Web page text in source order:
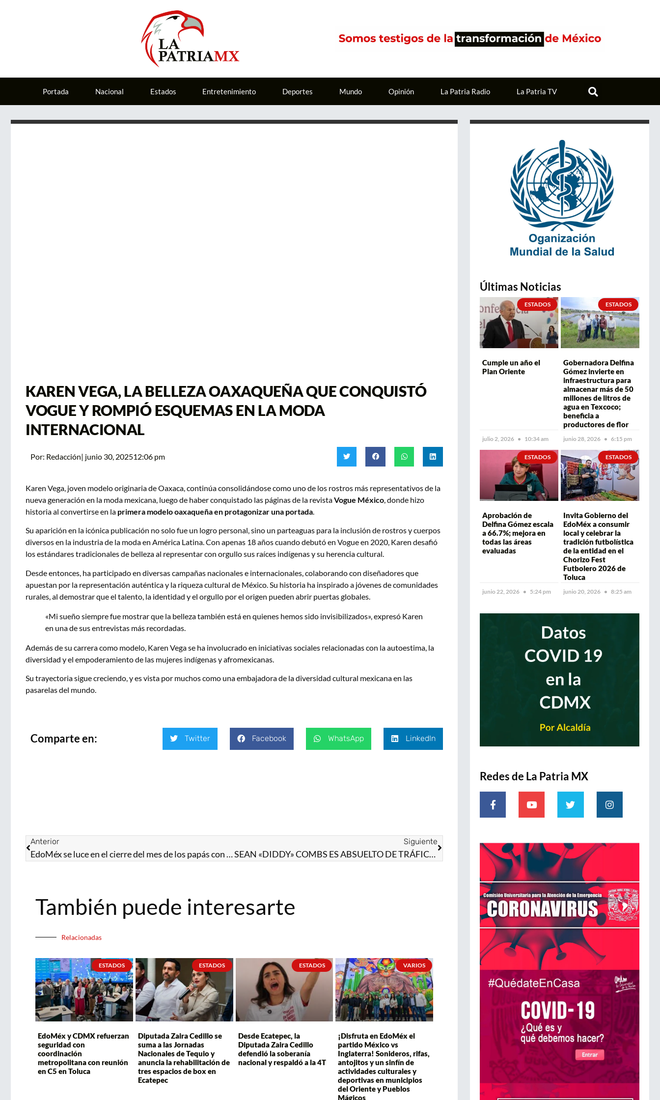
Portada Nacional Estados Entretenimiento Deportes Mundo Opinión La Patria Radio La Patria TV
KAREN VEGA, LA BELLEZA OAXAQUEÑA QUE CONQUISTÓ
VOGUE Y ROMPIÓ ESQUEMAS EN LA MODA
INTERNACIONAL
Por: Redacción| junio 30, 202512:06 pm
Karen Vega, joven modelo originaria de Oaxaca, continúa consolidándose como uno de los rostros más representativos de la
nueva generación en la moda mexicana, luego de haber conquistado las páginas de la revistaVogue México, donde hizo
historia al convertirse en la primera modelo oaxaqueña en protagonizar una portada.
Su aparición en la icónica publicación no solo fue un logro personal, sino un parteaguas para la inclusión de rostros y cuerpos
diversos en la industria de la moda en América Latina. Con apenas 18 años cuando debutó en Vogue en 2020, Karen desafió
los estándares tradicionales de belleza al representar con orgullo sus raíces indígenas y su herencia cultural.
Desde entonces, ha participado en diversas campañas nacionales e internacionales, colaborando con diseñadores que
apuestan por la representación auténtica y la riqueza cultural de México. Su historia ha inspirado a jóvenes de comunidades
rurales, al demostrar que el talento, la identidad y el orgullo por el origen pueden abrir puertas globales.
«Mi sueño siempre fue mostrar que la belleza también está en quienes hemos sido invisibilizados», expresó Karen
en una de sus entrevistas más recordadas.
Además de su carrera como modelo, Karen Vega se ha involucrado en iniciativas sociales relacionadas con la autoestima, la
diversidad y el empoderamiento de las mujeres indígenas y afromexicanas.
Su trayectoria sigue creciendo, y es vista por muchos como una embajadora de la diversidad cultural mexicana en las
pasarelas del mundo.
Comparte en: Twitter Facebook WhatsApp LinkedIn
Anterior
EdoMéx se luce en el cierre del mes de los papás con lucha libre, cine y conciertos
Siguiente
SEAN «DIDDY» COMBS ES ABSUELTO DE TRÁFICO SEXUAL, PERO HALLADO CULPABLE POR DELITO VINCULADO A PROSTITUCIÓN
También puede interesarte
Relacionadas
ESTADOS
EdoMéx y CDMX refuerzan
seguridad con
coordinación
metropolitana con reunión
en C5 en Toluca
ESTADOS
Diputada Zaira Cedillo se
suma a las Jornadas
Nacionales de Tequio y
anuncia la rehabilitación de
tres espacios de box en
Ecatepec
ESTADOS
Desde Ecatepec, la
Diputada Zaira Cedillo
defendió la soberanía
nacional y respaldó a la 4T
VARIOS
¡Disfruta en EdoMéx el
partido México vs
Inglaterra! Sonideros, rifas,
antojitos y un sinfín de
actividades culturales y
deportivas en municipios
del Oriente y Pueblos
Mágicos
Últimas Noticias
ESTADOS
Cumple un año el
Plan Oriente
julio 2, 2026 10:34 am
ESTADOS
Gobernadora Delfina
Gómez invierte en
infraestructura para
almacenar más de 50
millones de litros de
agua en Texcoco;
beneficia a
productores de flor
junio 28, 2026 6:15 pm
ESTADOS
Aprobación de
Delfina Gómez escala
a 66.7%; mejora en
todas las áreas
evaluadas
junio 22, 2026 5:24 pm
ESTADOS
Invita Gobierno del
EdoMéx a consumir
local y celebrar la
tradición futbolística
de la entidad en el
Chorizo Fest
Futbolero 2026 de
Toluca
junio 20, 2026 8:25 am
Redes de La Patria MX